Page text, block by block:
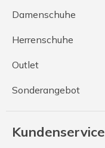
Damenschuhe
Herrenschuhe
Outlet
Sonderangebot
Kundenservice